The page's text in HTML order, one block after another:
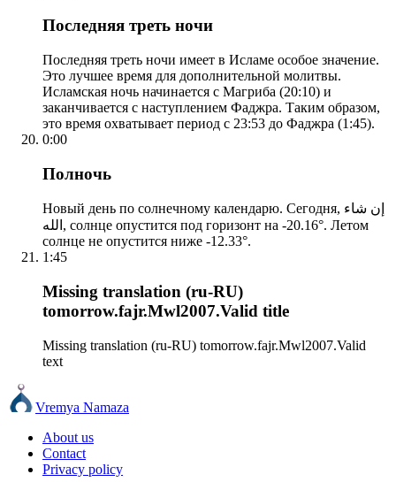
Последняя треть ночи
Последняя треть ночи имеет в Исламе особое значение.
Это лучшее время для дополнительной молитвы.
Исламская ночь начинается с Магриба (20:10) и
заканчивается с наступлением Фаджра. Таким образом,
это время охватывает период с 23:53 до Фаджра (1:45).
0:00
Полночь
Новый день по солнечному календарю. Сегодня, إن شاء
الله, солнце опустится под горизонт на -20.16°. Летом
солнце не опустится ниже -12.33°.
1:45
Missing translation (ru-RU)
tomorrow.fajr.Mwl2007.Valid title
Missing translation (ru-RU) tomorrow.fajr.Mwl2007.Valid
text
Vremya Namaza
About us
Contact
Privacy policy